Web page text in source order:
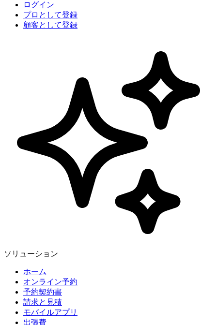
ログイン
プロとして登録
顧客として登録
ソリューション
ホーム
オンライン予約
予約契約書
請求と見積
モバイルアプリ
出張費